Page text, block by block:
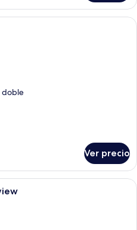
doble
Ver precio
Una sala de estar moderna con un